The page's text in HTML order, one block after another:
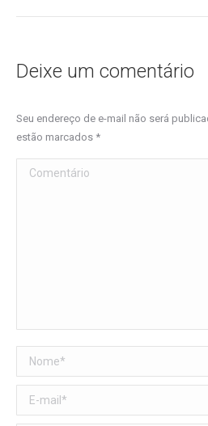
Deixe um comentário
Seu endereço de e-mail não será
estão marcados *
Comentário
Nome *
E-mail *